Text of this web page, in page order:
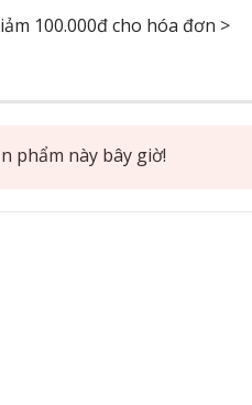
100.000đ cho hóa đơn >
phẩm này bây giờ!